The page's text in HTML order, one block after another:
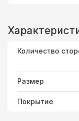
Количество
Размер
Покрытие